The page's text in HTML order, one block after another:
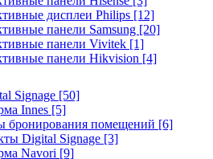
дисплеи Philips [12]
панели Samsung [20]
панели Vivitek [1]
панели Hikvision [4]
Signage [50]
Innes [5]
бронирования помещений [6]
Digital Signage [3]
Navori [9]